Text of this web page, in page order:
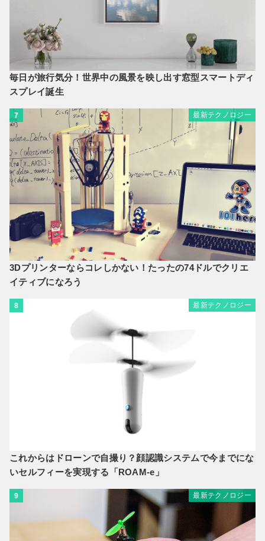
毎日が旅行気分！世界中の風景を映し出す窓型スマートディ
スプレイ誕生
7 最新テクノロジー
3Dプリンターならコレしかない！たったの74ドルでクリエ
イティブになろう
8 最新テクノロジー
これからはドローンで自撮り？顔認識システムで今までにな
いセルフィーを実現する「ROAM-e」
9 最新テクノロジー